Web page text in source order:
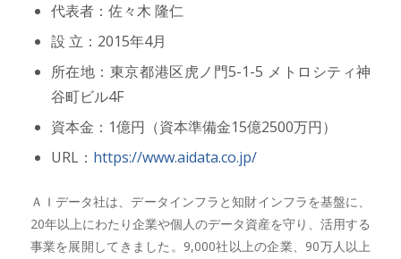
代表者：佐々木 隆仁
設 立：2015年4月
所在地：東京都港区虎ノ門5-1-5 メトロシティ神
谷町ビル4F
資本金：1億円（資本準備金15億2500万円）
URL： https://www.aidata.co.jp/
ＡＩデータ社は、データインフラと知財インフラを基盤に、
20年以上にわたり企業や個人のデータ資産を守り、活用する
事業を展開してきました。9,000社以上の企業、90万人以上